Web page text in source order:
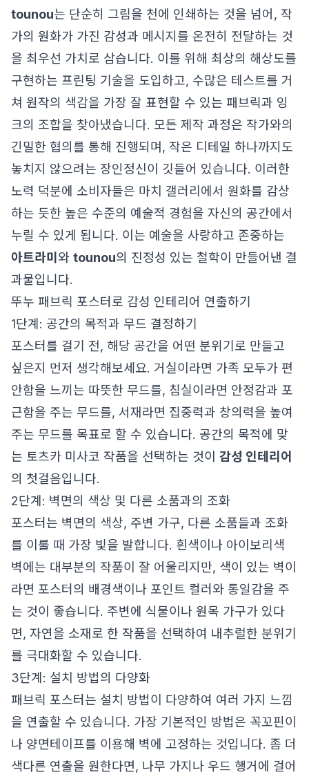
tounou는 단순히 그림을 천에 인쇄하는 것을 넘어, 작
가의 원화가 가진 감성과 메시지를 온전히 전달하는 것
을 최우선 가치로 삼습니다. 이를 위해 최상의 해상도를
구현하는 프린팅 기술을 도입하고, 수많은 테스트를 거
쳐 원작의 색감을 가장 잘 표현할 수 있는 패브릭과 잉
크의 조합을 찾아냈습니다. 모든 제작 과정은 작가와의
긴밀한 협의를 통해 진행되며, 작은 디테일 하나까지도
놓치지 않으려는 장인정신이 깃들어 있습니다. 이러한
노력 덕분에 소비자들은 마치 갤러리에서 원화를 감상
하는 듯한 높은 수준의 예술적 경험을 자신의 공간에서
누릴 수 있게 됩니다. 이는 예술을 사랑하고 존중하는
아트라미 와 tounou의 진정성 있는 철학이 만들어낸 결
과물입니다.
뚜누 패브릭 포스터로 감성 인테리어 연출하기
1단계: 공간의 목적과 무드 결정하기
포스터를 걸기 전, 해당 공간을 어떤 분위기로 만들고
싶은지 먼저 생각해보세요. 거실이라면 가족 모두가 편
안함을 느끼는 따뜻한 무드를, 침실이라면 안정감과 포
근함을 주는 무드를, 서재라면 집중력과 창의력을 높여
주는 무드를 목표로 할 수 있습니다. 공간의 목적에 맞
는 토츠카 미사코 작품을 선택하는 것이 감성 인테리어
의 첫걸음입니다.
2단계: 벽면의 색상 및 다른 소품과의 조화
포스터는 벽면의 색상, 주변 가구, 다른 소품들과 조화
를 이룰 때 가장 빛을 발합니다. 흰색이나 아이보리색
벽에는 대부분의 작품이 잘 어울리지만, 색이 있는 벽이
라면 포스터의 배경색이나 포인트 컬러와 통일감을 주
는 것이 좋습니다. 주변에 식물이나 원목 가구가 있다
면, 자연을 소재로 한 작품을 선택하여 내추럴한 분위기
를 극대화할 수 있습니다.
3단계: 설치 방법의 다양화
패브릭 포스터는 설치 방법이 다양하여 여러 가지 느낌
을 연출할 수 있습니다. 가장 기본적인 방법은 꼭꼬핀이
나 양면테이프를 이용해 벽에 고정하는 것입니다. 좀 더
색다른 연출을 원한다면, 나무 가지나 우드 행거에 걸어